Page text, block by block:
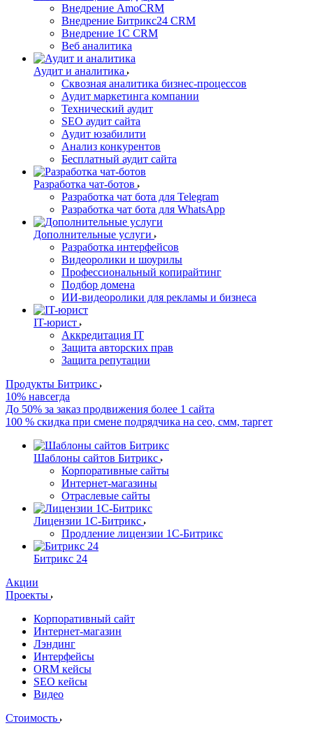
Внедрение AmoCRM
Внедрение Битрикс24 CRM
Внедрение 1C CRM
Веб аналитика
Аудит и аналитика
Сквозная аналитика бизнес-процессов
Аудит маркетинга компании
Технический аудит
SEO аудит сайта
Аудит юзабилити
Анализ конкурентов
Бесплатный аудит сайта
Разработка чат-ботов
Разработка чат бота для Telegram
Разработка чат бота для WhatsApp
Дополнительные услуги
Разработка интерфейсов
Видеоролики и шоурилы
Профессиональный копирайтинг
Подбор домена
ИИ-видеоролики для рекламы и бизнеса
IT-юрист
Аккредитация IT
Защита авторских прав
Защита репутации
Продукты Битрикс
10% навсегда
До 50% за заказ продвижения более 1 сайта
100 % скидка при смене подрядчика на сео, смм, таргет
Шаблоны сайтов Битрикс
Корпоративные сайты
Интернет-магазины
Отраслевые сайты
Лицензии 1С-Битрикс
Продление лицензии 1С-Битрикс
Битрикс 24
Акции
Проекты
Корпоративный сайт
Интернет-магазин
Лэндинг
Интерфейсы
ORM кейсы
SEO кейсы
Видео
Стоимость